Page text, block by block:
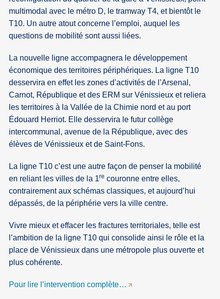
multimodal avec le métro D, le tramway T4, et bientôt le
T10. Un autre atout concerne l’emploi, auquel les
questions de mobilité sont aussi liées.
La nouvelle ligne accompagnera le développement
économique des territoires périphériques. La ligne T10
desservira en effet les zones d’activités de l’Arsenal,
Carnot, République et des ERM sur Vénissieux et reliera
les territoires à la Vallée de la Chimie nord et au port
Édouard Herriot. Elle desservira le futur collège
intercommunal, avenue de la République, avec des
élèves de Vénissieux et de Saint-Fons.
La ligne T10 c’est une autre façon de penser la mobilité
en reliant les villes de la 1re couronne entre elles,
contrairement aux schémas classiques, et aujourd’hui
dépassés, de la périphérie vers la ville centre.
Vivre mieux et effacer les fractures territoriales, telle est
l’ambition de la ligne T10 qui consolide ainsi le rôle et la
place de Vénissieux dans une métropole plus ouverte et
plus cohérente.
Pour lire l’intervention complète…